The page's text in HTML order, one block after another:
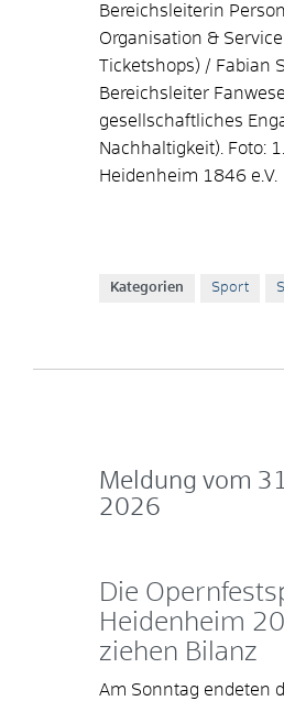
Bereichsleiterin
Organisation &
Ticketshops) / Fabian
Bereichsleiter
gesellschaftliches
Nachhaltigkeit). Foto:
Heidenheim 1846 e.V.
Kategorien Sport
Meldung vom
2026
Die
Heidenheim
ziehen Bilanz
Am Sonntag endeten